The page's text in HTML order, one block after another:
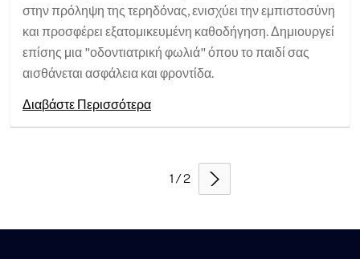
στην πρόληψη της τερηδόνας, ενισχύει την εμπιστοσύνη
και προσφέρει εξατομικευμένη καθοδήγηση. Δημιουργεί
επίσης μια "οδοντιατρική φωλιά" όπου το παιδί σας
αισθάνεται ασφάλεια και φροντίδα.
Διαβάστε Περισσότερα
1 / 2